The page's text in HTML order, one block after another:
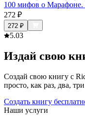
100 мифов о Марафоне.
272 ₽
272 ₽
5.03
Издай свою
Создай свою книгу с
просто, как раз, два,
Создать книгу
Наши услуги